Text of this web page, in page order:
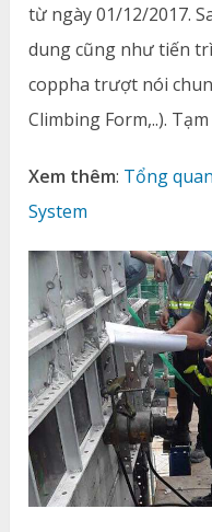
từ ngày 01/12/2017.
dung cũng như tiến
coppha trượt nói
Climbing Form,..).
Xem thêm: Tổng
System